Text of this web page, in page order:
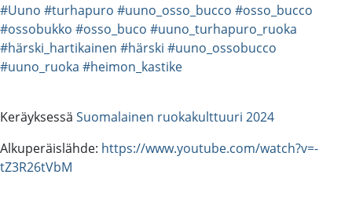
#Uuno #turhapuro #uuno_osso_bucco #osso_bucco
#ossobukko #osso_buco #uuno_turhapuro_ruoka
#härski_hartikainen #härski #uuno_ossobucco
#uuno_ruoka #heimon_kastike
Keräyksessä Suomalainen ruokakulttuuri 2024
Alkuperäislähde: https://www.youtube.com/watch?v=-
tZ3R26tVbM